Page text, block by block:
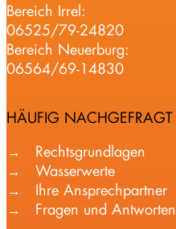
Bereich Irrel:
06525/79-24820
Bereich Neuerburg:
06564/69-14830
HÄUFIG NACHGEFRAGT
Rechtsgrundlagen
Wasserwerte
Ihre Ansprechpartner
Fragen und Antworten